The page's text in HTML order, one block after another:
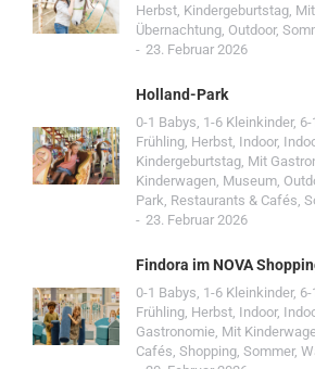
Herbst, Kindergeburtstag,
Übernachtung, Outdoor,
23. Februar 2026
Holland-Park
0-1 Babys, 1-6 Kleinkinder, 6-
Frühling, Herbst, Indoor,
Kindergeburtstag, Mit
Kinderwagen, Museum,
Park, Restaurants & Cafés,
23. Februar 2026
Findora im NOVA
0-1 Babys, 1-6 Kleinkinder, 6-
Frühling, Herbst, Indoor,
Gastronomie, Mit
Cafés, Shopping, Sommer,